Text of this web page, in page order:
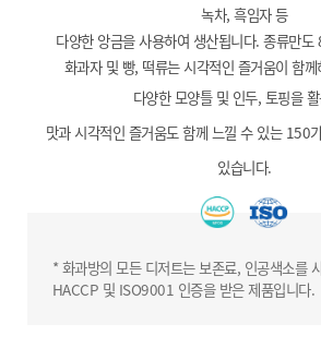
녹차, 흑임자 등
다양한 앙금을 사용하여 생산됩니다. 종류만
화과자 및 빵, 떡류는 시각적인 즐거움이 함
다양한 모양틀 및 인두, 토핑을
맛과 시각적인 즐거움도 함께 느낄 수 있는 150
있습니다.
* 화과방의 모든 디저트는 보존료, 인공색소를
HACCP 및 ISO9001 인증을 받은 제품입니다.